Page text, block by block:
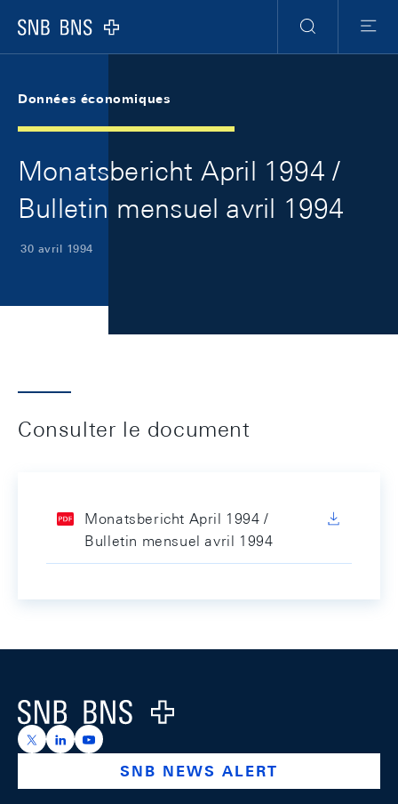
Logo
RechercheMenu
Données économiques
Monatsbericht April 1994 /
Bulletin mensuel avril 1994
30 avril 1994
Consulter le document
Monatsbericht April 1994 /
Bulletin mensuel avril 1994
Logo
https://x.com/snb_bns
https://ch.linkedin.com/company/swiss-national-
https://www.youtube.com/@swissnationalbank
SNB NEWS ALERT